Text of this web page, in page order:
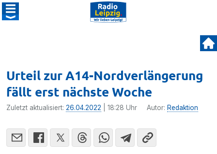
Urteil zur A14-Nordverlängerung
fällt erst nächste Woche
Zuletzt aktualisiert:26.04.2022 | 18:28 Uhr Autor: Redaktion